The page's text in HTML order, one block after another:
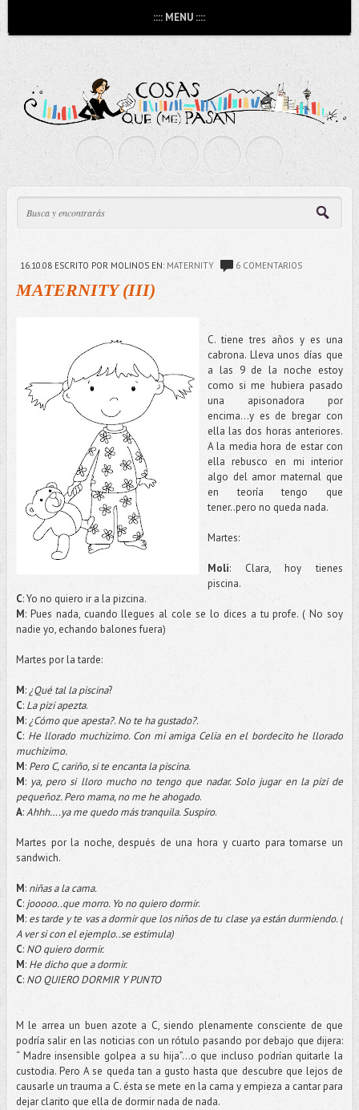
:::: MENU ::::
16.10.08ESCRITO POR MOLINOS EN: MATERNITY 6 COMENTARIOS
MATERNITY (III)
C. tiene tres años y es una
cabrona. Lleva unos días que
a las 9 de la noche estoy
como si me hubiera pasado
una apisonadora por
encima…y es de bregar con
ella las dos horas anteriores.
A la media hora de estar con
ella rebusco en mi interior
algo del amor maternal que
en teoría tengo que
tener..pero no queda nada.
Martes:
Moli: Clara, hoy tienes
piscina.
C: Yo no quiero ir a la pizcina.
M: Pues nada, cuando llegues al cole se lo dices a tu profe. ( No soy
nadie yo, echando balones fuera)
Martes por la tarde:
M:¿Qué tal la piscina?
C: La pizi apezta.
M:¿Cómo que apesta?. No te ha gustado?.
C: He llorado muchizimo. Con mi amiga Celia en el bordecito he llorado
muchizimo.
M: Pero C, cariño, si te encanta la piscina.
M: ya, pero si lloro mucho no tengo que nadar. Solo jugar en la pizi de
pequeñoz. Pero mama, no me he ahogado.
A:Ahhh….ya me quedo más tranquila. Suspiro.
Martes por la noche, después de una hora y cuarto para tomarse un
sandwich.
M: niñas a la cama.
C: jooooo..que morro. Yo no quiero dormir.
M: es tarde y te vas a dormir que los niños de tu clase ya están durmiendo. (
A ver si con el ejemplo..se estimula)
C: NO quiero dormir.
M: He dicho que a dormir.
C: NO QUIERO DORMIR Y PUNTO
M le arrea un buen azote a C, siendo plenamente consciente de que
podría salir en las noticias con un rótulo pasando por debajo que dijera:
“ Madre insensible golpea a su hija”…o que incluso podrían quitarle la
custodia. Pero A se queda tan a gusto hasta que descubre que lejos de
causarle un trauma a C. ésta se mete en la cama y empieza a cantar para
dejar clarito que ella de dormir nada de nada.